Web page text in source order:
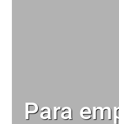
Para